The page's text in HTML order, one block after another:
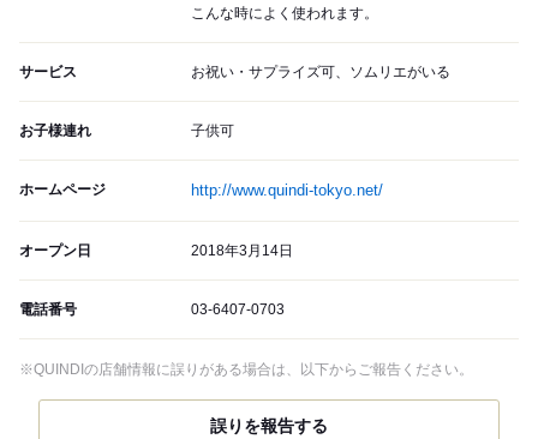
こんな時によく使われます。
サービス お祝い・サプライズ可、ソムリエがいる
お子様連れ 子供可
ホームページ http://www.quindi-tokyo.net/
オープン日 2018年3月14日
電話番号 03-6407-0703
※QUINDIの店舗情報に誤りがある場合は、以下からご報告ください。
誤りを報告する